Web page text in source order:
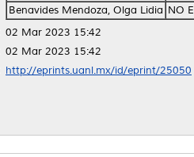
Benavides Mendoza, Olga Lidia NO
02 Mar 2023 15:42
02 Mar 2023 15:42
http://eprints.uanl.mx/id/eprint/25050